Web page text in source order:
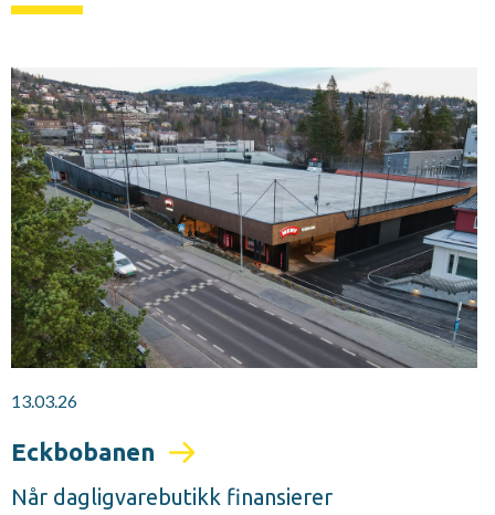
13.03.26
Eckbobanen
Når dagligvarebutikk finansierer